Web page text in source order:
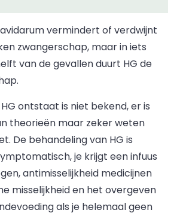
vermindert of verdwijnt
zwangerschap, maar in iets
van de gevallen duurt HG de
ontstaat is niet bekend, er is
theorieën maar zeker weten
De behandeling van HG is
je krijgt een infuus
antimisselijkheid medicijnen
misselijkheid en het overgeven
als je helemaal geen